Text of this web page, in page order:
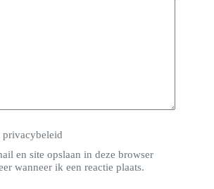
privacybeleid
en site opslaan in deze browser
wanneer ik een reactie plaats.